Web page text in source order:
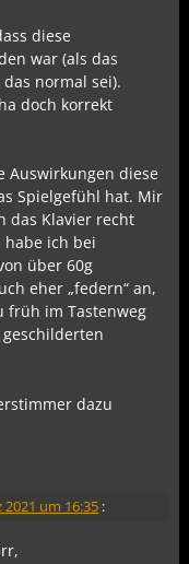
diese
war (als das
normal sei).
doch korrekt
Auswirkungen diese
Spielgefühl hat. Mir
das Klavier recht
habe ich bei
über 60g
eher „federn“ an,
früh im Tastenweg
dazu
2021 um 16:35 :